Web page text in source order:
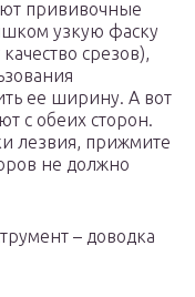
прививочные
узкую фаску
срезов),
ее ширину. А вот
с обеих сторон.
лезвия, прижмите
не должно
– доводка